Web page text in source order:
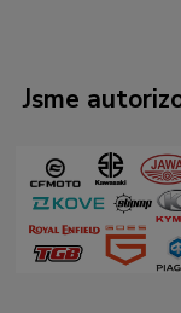
Jsme